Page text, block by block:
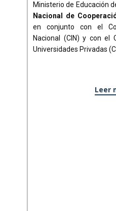
Ministerio de Educación
Nacional de
en conjunto con el
Nacional (CIN) y con el
Universidades Privadas
Leer